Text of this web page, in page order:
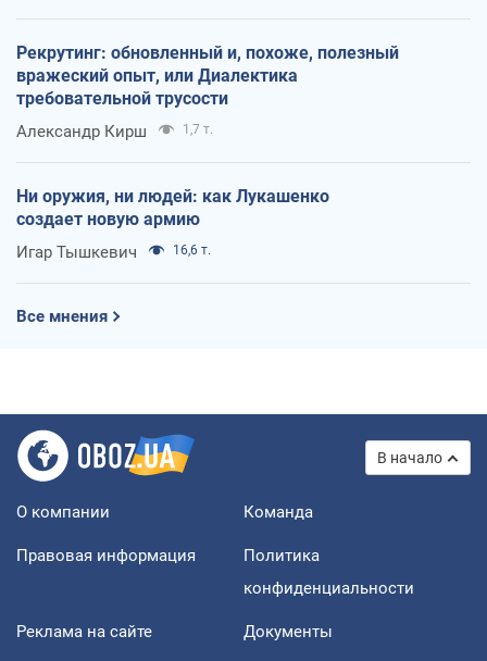
Рекрутинг: обновленный и, похоже, полезный
вражеский опыт, или Диалектика
требовательной трусости
Александр Кирш 1,7 т.
Ни оружия, ни людей: как Лукашенко
создает новую армию
Игар Тышкевич 16,6 т.
Все мнения
В начало
О компании Команда
Правовая информация
Политика
конфиденциальности
Реклама на сайте Документы